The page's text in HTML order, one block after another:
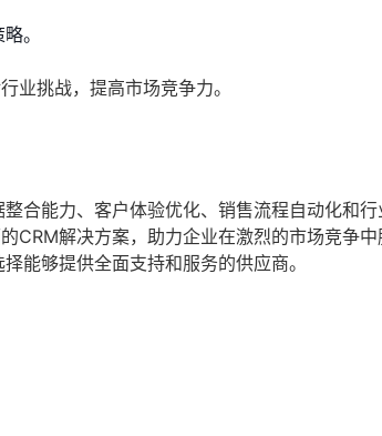
。
业挑战，提高市场竞争力。
合能力、客户体验优化、销售流程自动化和行
CRM解决方案，助力企业在激烈的市场竞争
能够提供全面支持和服务的供应商。